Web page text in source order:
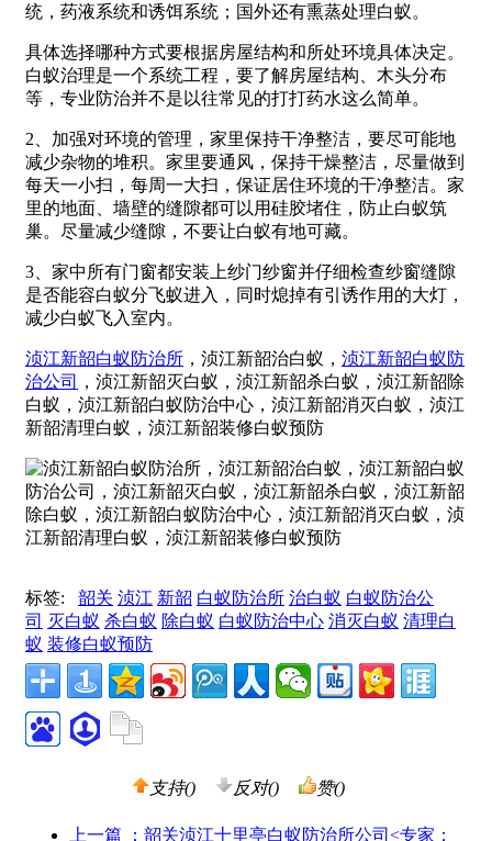
统，药液系统和诱饵系统；国外还有熏蒸处理白蚁。
具体选择哪种方式要根据房屋结构和所处环境具体决定。
白蚁治理是一个系统工程，要了解房屋结构、木头分布
等，专业防治并不是以往常见的打打药水这么简单。
2、加强对环境的管理，家里保持干净整洁，要尽可能地
减少杂物的堆积。家里要通风，保持干燥整洁，尽量做到
每天一小扫，每周一大扫，保证居住环境的干净整洁。家
里的地面、墙壁的缝隙都可以用硅胶堵住，防止白蚁筑
巢。尽量减少缝隙，不要让白蚁有地可藏。
3、家中所有门窗都安装上纱门纱窗并仔细检查纱窗缝隙
是否能容白蚁分飞蚁进入，同时熄掉有引诱作用的大灯，
减少白蚁飞入室内。
浈江新韶白蚁防治所 ，浈江新韶治白蚁， 浈江新韶白蚁防
治公司
，浈江新韶灭白蚁，浈江新韶杀白蚁，浈江新韶除
白蚁，浈江新韶白蚁防治中心，浈江新韶消灭白蚁，浈江
新韶清理白蚁，浈江新韶装修白蚁预防
标签: 韶关 浈江 新韶 白蚁防治所 治白蚁 白蚁防治公
司 灭白蚁 杀白蚁 除白蚁 白蚁防治中心 消灭白蚁 清理白
蚁 装修白蚁预防
支持() 反对() 赞()
上一篇 ：韶关浈江十里亭白蚁防治所公司<专家：